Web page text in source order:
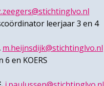
leerjaar 3 en 4
m.heijnsdijk@stichtinglvo.nl
en KOERS